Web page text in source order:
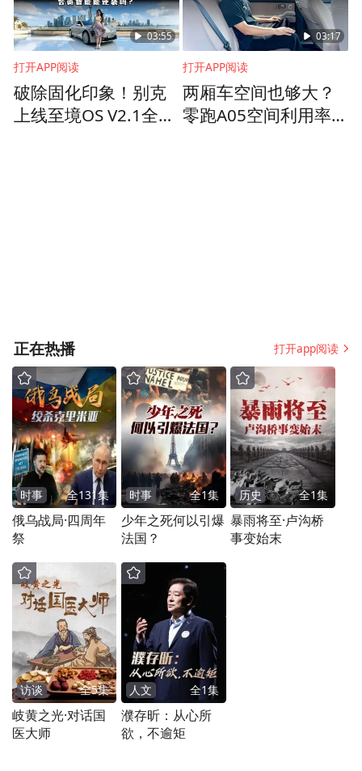
不仅如此，张曼玉端坐车内，与黎明告别在
即，配乐响起，仍旧是邓丽君的歌：
《再见，我的爱人》，是很多歌迷对邓丽君
的告白。
另一个和邓丽君有关的经典电影镜头，是在
《纵横四海》里。
03:55
打开APP阅读
破除固化印象！别克
上线至境OS V2.1全系
03:17
打开APP阅读
两厢车空间也够大？
零跑A05空间利用率
正在热播 打开app阅读
时事 全131集
俄乌战局·四周年
祭
时事 全1集
少年之死何以引爆
法国？
历史 全1集
暴雨将至·卢沟桥
事变始末
访谈 全5集
岐黄之光·对话国
医大师
人文 全1集
濮存昕：从心所
欲，不逾矩